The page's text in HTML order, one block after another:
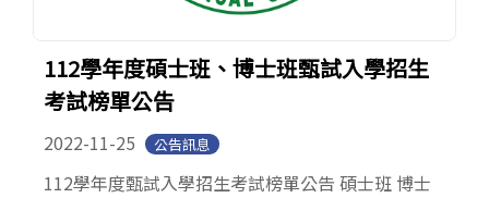
112學年度碩士班、博士班甄試入學招生
考試榜單公告
2022-11-25 公告訊息
112學年度甄試入學招生考試榜單公告 碩士班 博士